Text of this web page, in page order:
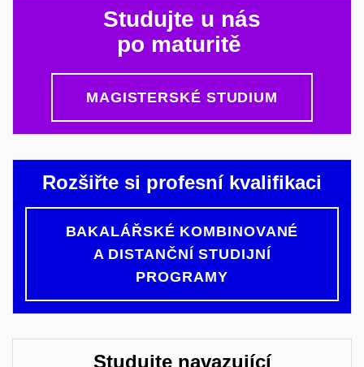
Studujte u nás
po maturitě
MAGISTERSKÉ STUDIUM
Rozšiřte si profesní kvalifikaci
BAKALÁŘSKÉ KOMBINOVANÉ
A DISTANČNÍ STUDIJNÍ
PROGRAMY
Studujte navazující